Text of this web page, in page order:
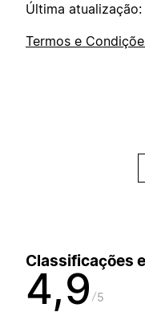
Última
Termos e
Classificações
4,9 5